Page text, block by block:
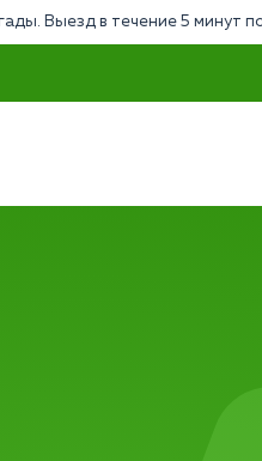
Выезд в течение 5 минут